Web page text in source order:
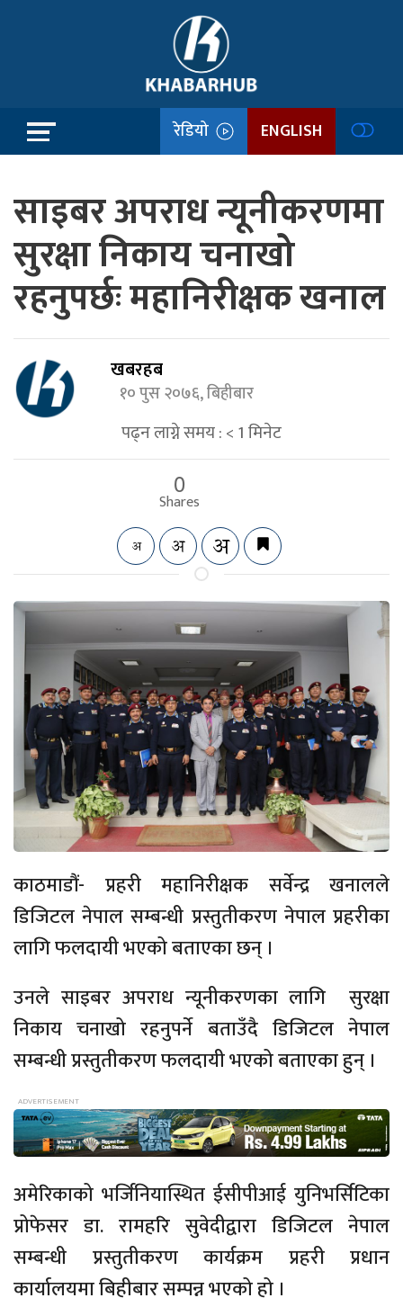
रेडियो ENGLISH
साइबर अपराध न्यूनीकरणमा
सुरक्षा निकाय चनाखो
रहनुपर्छः महानिरीक्षक खनाल
खबरहब
१० पुस २०७६, बिहीबार
पढ्न लाग्ने समय :< 1मिनेट
0
Shares
काठमाडौं- प्रहरी महानिरीक्षक सर्वेन्द्र खनालले
डिजिटल नेपाल सम्बन्धी प्रस्तुतीकरण नेपाल प्रहरीका
लागि फलदायी भएको बताएका छन् ।
उनले साइबर अपराध न्यूनीकरणका लागि सुरक्षा
निकाय चनाखो रहनुपर्ने बताउँदै डिजिटल नेपाल
सम्बन्धी प्रस्तुतीकरण फलदायी भएको बताएका हुन् ।
अमेरिकाको भर्जिनियास्थित ईसीपीआई युनिभर्सिटिका
प्रोफेसर डा. रामहरि सुवेदीद्वारा डिजिटल नेपाल
सम्बन्धी प्रस्तुतीकरण कार्यक्रम प्रहरी प्रधान
कार्यालयमा बिहीबार सम्पन्न भएको हो ।